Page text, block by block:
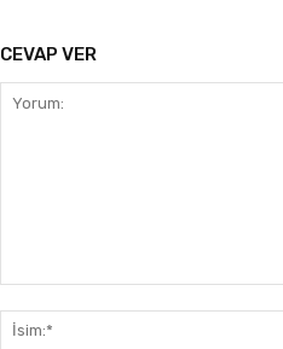
CEVAP VER